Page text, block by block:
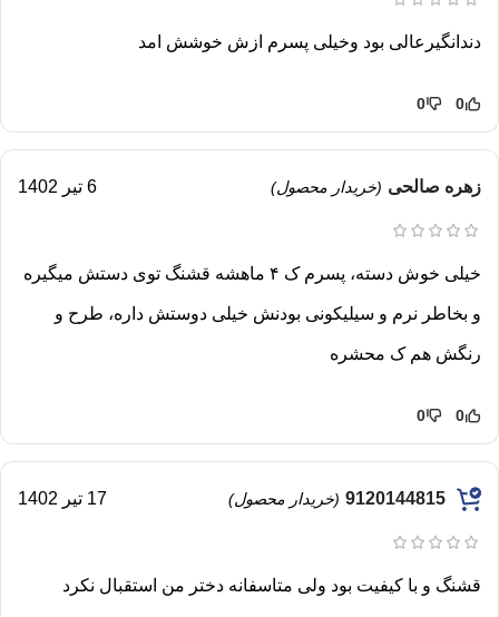
دندانگیرعالی بود وخیلی پسرم ازش خوشش امد
0
0
زهره صالحی (خریدار محصول) 6 تیر 1402
خیلی خوش دسته، پسرم ک ۴ ماهشه قشنگ توی دستش میگیره
و بخاطر نرم و سیلیکونی بودنش خیلی دوستش داره، طرح و
رنگش هم ک محشره
0
0
(خریدار محصول) 17 تیر 1402
قشنگ و با کیفیت بود ولی متاسفانه دختر من استقبال نکرد